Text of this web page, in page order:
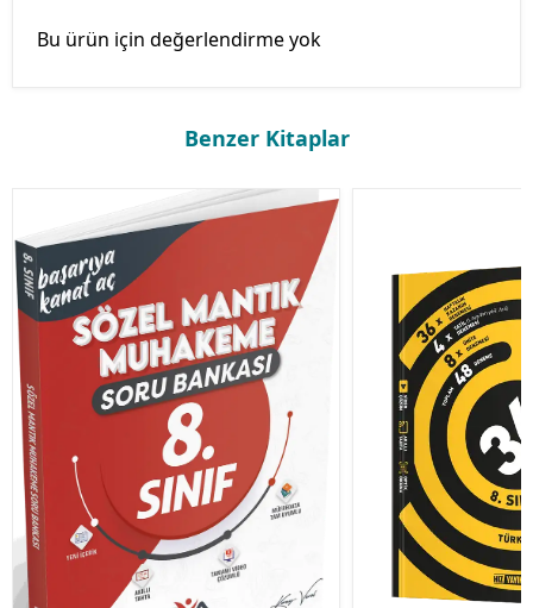
Bu ürün için değerlendirme yok
Benzer Kitaplar